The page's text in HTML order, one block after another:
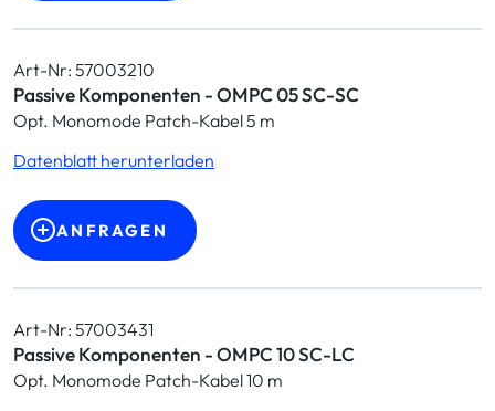
Art-Nr: 57003210
Passive Komponenten - OMPC 05 SC-SC
Opt. Monomode Patch-Kabel 5 m
Datenblatt herunterladen
ANFRAGEN
Art-Nr: 57003431
Passive Komponenten - OMPC 10 SC-LC
Opt. Monomode Patch-Kabel 10 m